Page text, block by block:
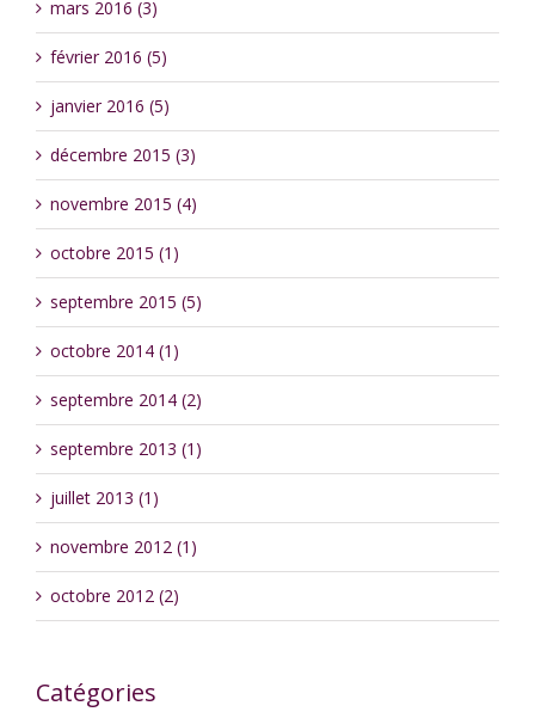
mars 2016 (3)
février 2016 (5)
janvier 2016 (5)
décembre 2015 (3)
novembre 2015 (4)
octobre 2015 (1)
septembre 2015 (5)
octobre 2014 (1)
septembre 2014 (2)
septembre 2013 (1)
juillet 2013 (1)
novembre 2012 (1)
octobre 2012 (2)
Catégories